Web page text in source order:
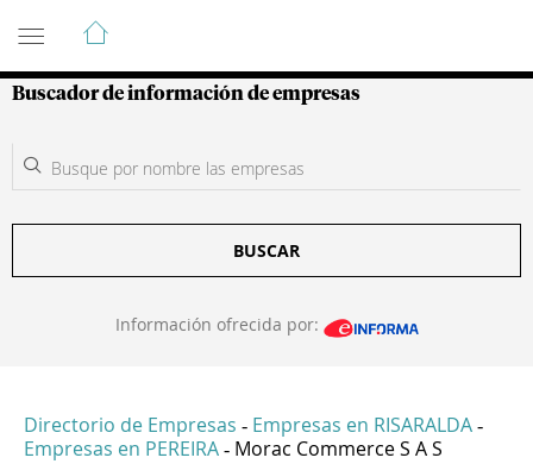
Guía de Empresas Colombianas
Buscador de información de empresas
BUSCAR
Información ofrecida por:
Directorio de Empresas - Empresas en RISARALDA -
Empresas en PEREIRA - Morac Commerce S A S